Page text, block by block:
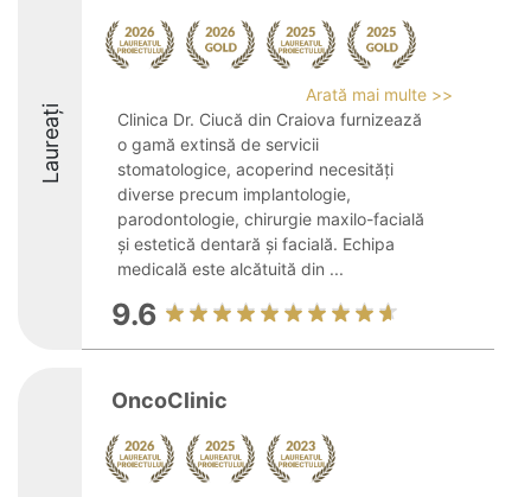
Laureați
Arată mai multe >>
Clinica Dr. Ciucă din Craiova furnizează
o gamă extinsă de servicii
stomatologice, acoperind necesități
diverse precum implantologie,
parodontologie, chirurgie maxilo-facială
și estetică dentară și facială. Echipa
medicală este alcătuită din ...
9.6
OncoClinic